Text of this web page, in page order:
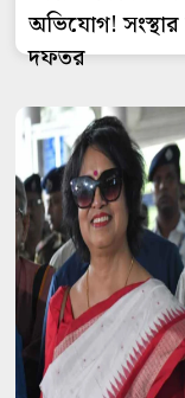
অভিযোগ! সংস্থার
দফতর